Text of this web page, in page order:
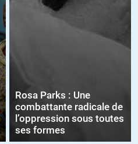
Rosa Parks : Une
combattante radicale de
l’oppression sous toutes
ses formes